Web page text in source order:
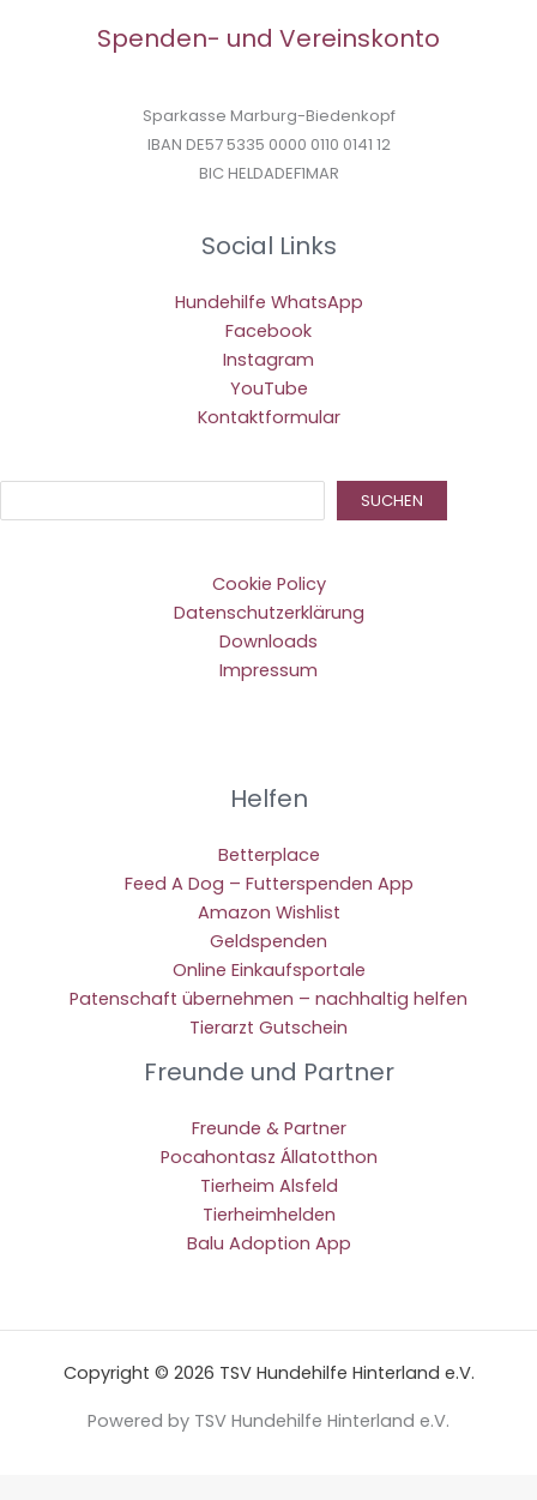
Spenden- und Vereinskonto
Sparkasse Marburg-Biedenkopf
IBAN DE57 5335 0000 0110 0141 12
BIC HELDADEF1MAR
Social Links
Hundehilfe WhatsApp
Facebook
Instagram
YouTube
Kontaktformular
SUCHEN
Cookie Policy
Datenschutzerklärung
Downloads
Impressum
Helfen
Betterplace
Feed A Dog – Futterspenden App
Amazon Wishlist
Geldspenden
Online Einkaufsportale
Patenschaft übernehmen – nachhaltig helfen
Tierarzt Gutschein
Freunde und Partner
Freunde & Partner
Pocahontasz Állatotthon
Tierheim Alsfeld
Tierheimhelden
Balu Adoption App
Copyright © 2026 TSV Hundehilfe Hinterland e.V.
Powered by TSV Hundehilfe Hinterland e.V.